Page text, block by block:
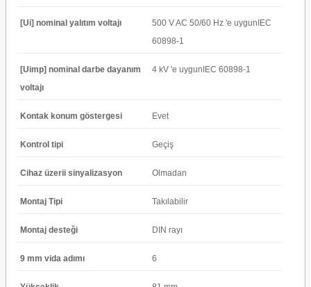
[Ui] nominal yalıtım voltajı
500 V AC 50/60 Hz 'e uygunIEC
60898-1
[Uimp] nominal darbe dayanım
voltajı
4 kV 'e uygunIEC 60898-1
Kontak konum göstergesi Evet
Kontrol tipi Geçiş
Cihaz üzerii sinyalizasyon Olmadan
Montaj Tipi Takılabilir
Montaj desteği DIN rayı
9 mm vida adımı 6